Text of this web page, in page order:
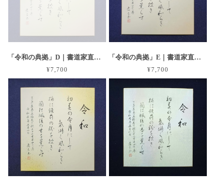
「令和の典拠」D｜書道家直筆のグラデーション大色紙作品
¥7,700
「令和の典拠」E｜書道家直筆のグラデーション大色紙作品
¥7,700